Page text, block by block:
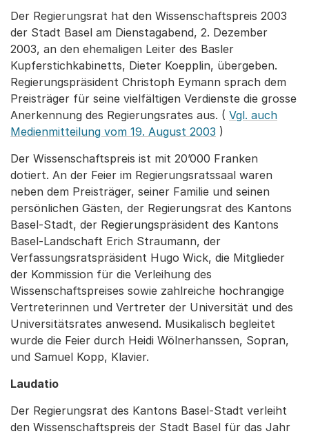
Der Regierungsrat hat den Wissenschaftspreis 2003
der Stadt Basel am Dienstagabend, 2. Dezember
2003, an den ehemaligen Leiter des Basler
Kupferstichkabinetts, Dieter Koepplin, übergeben.
Regierungspräsident Christoph Eymann sprach dem
Preisträger für seine vielfältigen Verdienste die grosse
Anerkennung des Regierungsrates aus. ( Vgl. auch
Medienmitteilung vom 19. August 2003 )
Der Wissenschaftspreis ist mit 20’000 Franken
dotiert. An der Feier im Regierungsratssaal waren
neben dem Preisträger, seiner Familie und seinen
persönlichen Gästen, der Regierungsrat des Kantons
Basel-Stadt, der Regierungspräsident des Kantons
Basel-Landschaft Erich Straumann, der
Verfassungsratspräsident Hugo Wick, die Mitglieder
der Kommission für die Verleihung des
Wissenschaftspreises sowie zahlreiche hochrangige
Vertreterinnen und Vertreter der Universität und des
Universitätsrates anwesend. Musikalisch begleitet
wurde die Feier durch Heidi Wölnerhanssen, Sopran,
und Samuel Kopp, Klavier.
Laudatio
Der Regierungsrat des Kantons Basel-Stadt verleiht
den Wissenschaftspreis der Stadt Basel für das Jahr